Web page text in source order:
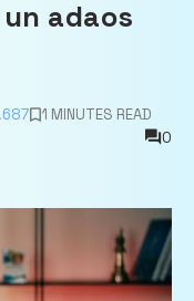
adaos
1 MINUTES READ
0